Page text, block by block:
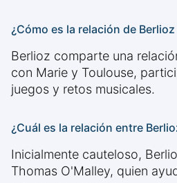
¿Cómo es la relación de
Berlioz comparte una
con Marie y Toulouse,
juegos y retos musicales.
¿Cuál es la relación entre
Inicialmente cauteloso,
Thomas O'Malley, quien